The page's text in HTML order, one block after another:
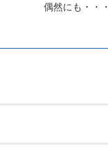
偶然にも・・・